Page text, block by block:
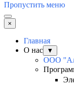
Пропустить меню
×
Главная
О нас
▼
ООО